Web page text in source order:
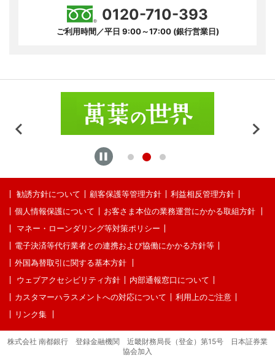
0120-710-393
ご利用時間／平日 9:00～17:00クジカラジュウナナジ
(銀行営業日)
勧誘方針について 顧客保護等管理方針
利益相反管理方針
個人情報保護について
お客さま本位の業務運営にかかる取組方針
マネー・ローンダリング等対策ポリシー
電子決済等代行業者との連携および協働にかかる方針等
外国為替取引に関する基本方針
ウェブアクセシビリティ方針
内部通報窓口について
カスタマーハラスメントへの対応について
利用上のご注意
リンク集
株式会社 南都銀行 登録金融機関 近畿財務局長（登金）第15号 日本証券業
協会加入